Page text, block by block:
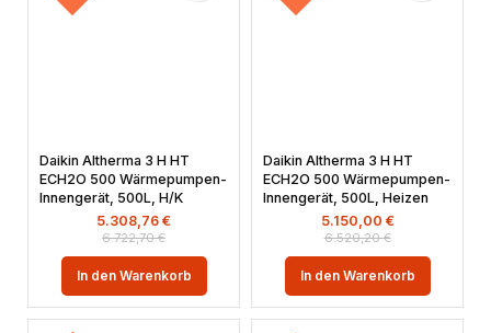
Daikin Altherma 3 H HT
ECH2O 500 Wärmepumpen-
Innengerät, 500L, H/K
6.722,70€
5.308,76 €
In den Warenkorb
Daikin Altherma 3 H HT
ECH2O 500 Wärmepumpen-
Innengerät, 500L, Heizen
6.520,20€
5.150,00 €
In den Warenkorb